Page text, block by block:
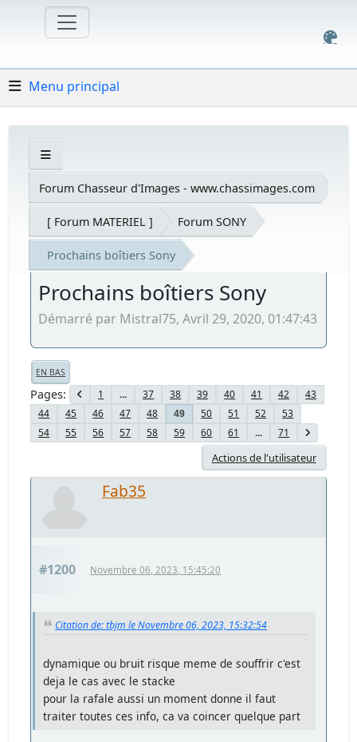
Menu principal
Forum Chasseur d'Images - www.chassimages.com
[ Forum MATERIEL ] Forum SONY
Prochains boîtiers Sony
Prochains boîtiers Sony
Démarré par Mistral75, Avril 29, 2020, 01:47:43
EN BAS
Pages 1 ... 37 38 39 40 41 42
43
44
45 46 47 48 49 50 51 52
53
54
55 56 57 58 59 60 61 ... 71
Actions de l'utilisateur
Fab35
#1200 Novembre 06, 2023, 15:45:20
Citation de: tbjm le Novembre 06, 2023, 15:32:54
dynamique ou bruit risque meme de souffrir c'est
deja le cas avec le stacke
pour la rafale aussi un moment donne il faut
traiter toutes ces info, ca va coincer quelque part